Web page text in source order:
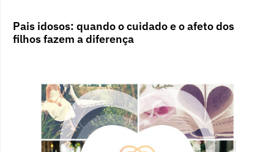
Pais idosos: quando o cuidado e o afeto dos
filhos fazem a diferença